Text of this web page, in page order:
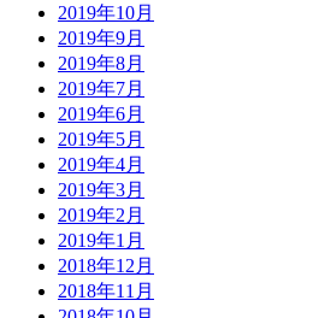
2019年10月
2019年9月
2019年8月
2019年7月
2019年6月
2019年5月
2019年4月
2019年3月
2019年2月
2019年1月
2018年12月
2018年11月